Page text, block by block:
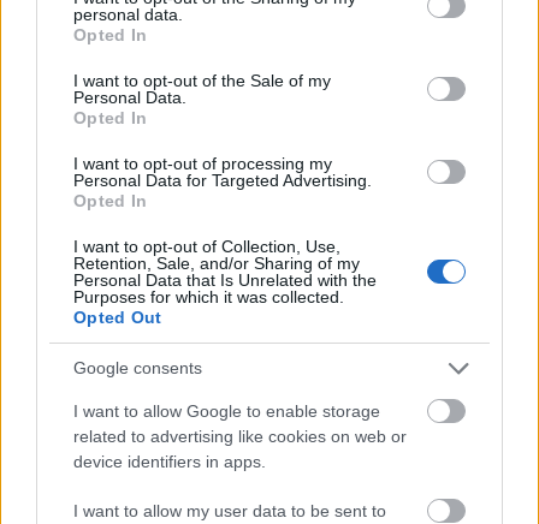
grant or deny consent to Google and its third-party tags to
use your data for below specified purposes in below Google
consent section.
personal data.
Opted In
I want to opt-out of the Sale of my
Personal Data.
Opted In
I want to opt-out of processing my
Personal Data for Targeted Advertising.
Opted In
I want to opt-out of Collection, Use,
Retention, Sale, and/or Sharing of my
Personal Data that Is Unrelated with the
Purposes for which it was collected.
Opted Out
Google consents
I want to allow Google to enable storage
related to advertising like cookies on web or
device identifiers in apps.
I want to allow my user data to be sent to
APetőfi Kulturális Program
Örömtánc című előadásukkal utazzák körbe az országot, de
műsoron tartják egyedülállóTündérhinta
című babaszínházi
előadásukat és aKamaszodók - Élet a falakon túl
ifjúsági
előadást is.Új mesedarabbal és babaszínházi
Azünnepi időszakraa társulat aKarácsonyi álom - a fény
meséjecímű előadással készül, amit kicsiknek és nagyoknak
fűzik fel (pásztorünnep, Márton-nap, advent), minden
hónapban a Fonó Budai Zeneházban
Számos meghívást kapnak
közelmúltban „403. billentyű” – Presser-koncert vendégei
voltak, most a december 28-aiDohnányi zenekarral
közös
nagykoncertre készülnek.
2025. 10. 19.|Küttel Dávid
Szokolay Dongó Balázs az improvizáció népi fúvós
nagymestere, emellett zeneszerzéssel is foglalkozik.
Karakteres játéka, egyedi dallamformálása és ötletes szólói
rengeteg alkotó számára jelentenek kapcsolódási pontot.
Születésnapi műsorában életútja fontos és jelenleg is aktív
formációit mutatja be -- a teljesség igénye nélkül.
tovább